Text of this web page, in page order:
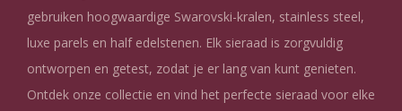
gebruiken hoogwaardige Swarovski-kralen, stainless steel,
luxe parels en half edelstenen. Elk sieraad is zorgvuldig
ontworpen en getest, zodat je er lang van kunt genieten.
Ontdek onze collectie en vind het perfecte sieraad voor elke